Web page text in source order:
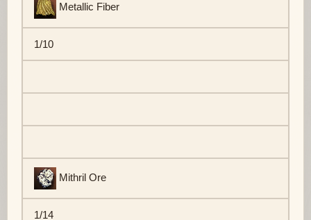
Metallic Fiber
1/10
Mithril Ore
1/14